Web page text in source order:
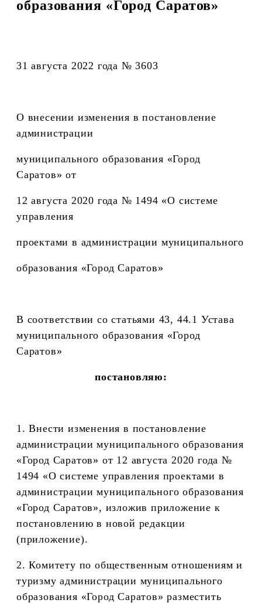
образования «Город Саратов»
31 августа 2022 года № 3603
О внесении изменения в постановление
администрации
муниципального образования «Город
Саратов» от
12 августа 2020 года № 1494 «О системе
управления
проектами в администрации муниципального
образования «Город Саратов»
В соответствии со статьями 43, 44.1 Устава
муниципального образования «Город
Саратов»
постановляю:
1. Внести изменения в постановление
администрации муниципального образования
«Город Саратов» от 12 августа 2020 года №
1494 «О системе управления проектами в
администрации муниципального образования
«Город Саратов», изложив приложение к
постановлению в новой редакции
(приложение).
2. Комитету по общественным отношениям и
туризму администрации муниципального
образования «Город Саратов» разместить